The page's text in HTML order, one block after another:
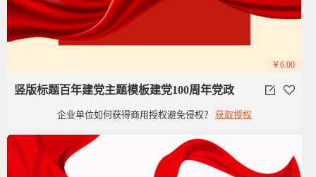
￥6.00
竖版标题百年建党主题模板建党100周年党政
企业单位如何获得商用授权避免侵权？ 获取授权